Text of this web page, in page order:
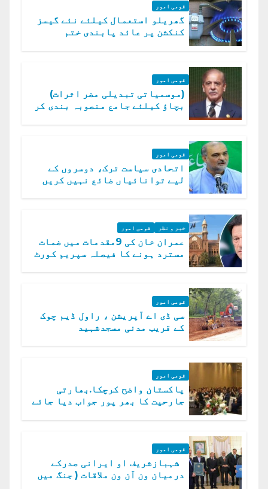
قومی امور
گھریلو استعمال کیلئے نئے گیسز
کنکشن پر عائد پابندی ختم
قومی امور
(موسمیاتی تبدیلی مضر اثرات)
بچاؤ کیلئے جامع منصوبہ بندی کر
قومی امور
اتحادی سیاست ترک، دوسروں کے
لیے توانائیاں ضائع نہیں کریں
خبر و نظر قومی امور
عمران خان کی 9مقدمات میں ضمات
مسترد ہونے کا فیصلہ سپریم کورٹ
قومی امور
سی ڈی اے آپریشن ، راول ڈیم چوک
کے قریب مدنی مسجدشہید
قومی امور
پاکستان واضح کرچکا.بھارتی
جارحیت کا بھر پور جواب دیا جائے
قومی امور
شہبازشریف او ایرانی صدرکے
درمیان ون آن ون ملاقات ( جنگ میں